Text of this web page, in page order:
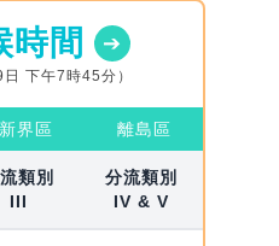
時間
下午7時45分）
新界區 離島區
類別
III
分流類別
IV & V